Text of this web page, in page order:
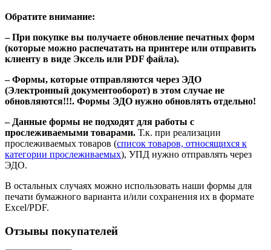
Обратите внимание:
– При покупке вы получаете обновление печатных форм
(которые можно распечатать на принтере или отправить
клиенту в виде Эксель или PDF файла).
– Формы, которые отправляются через ЭДО
(Электронный документооборот) в этом случае не
обновляются!!!. Формы ЭДО нужно обновлять отдельно!
– Данные формы не подходят для работы с
прослеживаемыми товарами. Т.к. при реализации
прослеживаемых товаров (список товаров, относящихся к
категории прослеживаемых), УПД нужно отправлять через
ЭДО.
В остальных случаях можно использовать наши формы для
печати бумажного варианта и/или сохранения их в формате
Excel/PDF.
Отзывы покупателей